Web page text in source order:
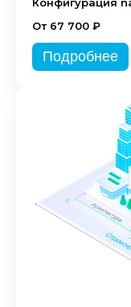
Конфигурация
От 67 700 ₽
Подробнее